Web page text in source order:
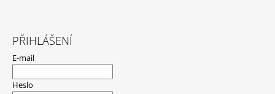
PŘIHLÁŠENÍ
E-mail
Heslo